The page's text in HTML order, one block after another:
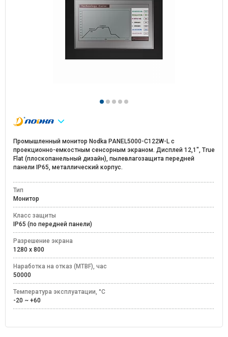
Промышленный монитор Nodka PANEL5000-C122W-L с
проекционно-емкостным сенсорным экраном. Дисплей 12,1", True
Flat (плоскопанельный дизайн), пылевлагозащита передней
панели IP65, металлический корпус.
Тип
Монитор
Класс защиты
IP65 (по передней панели)
Разрешение экрана
1280 х 800
Наработка на отказ (MTBF), час
50000
Температура эксплуатации, °C
-20 ~ +60